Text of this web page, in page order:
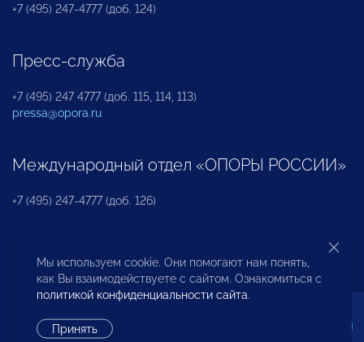
+7 (495) 247-4777 (доб. 124)
Пресс-служба
+7 (495) 247 4777 (доб. 115, 114, 113)
pressa@opora.ru
Международный отдел «ОПОРЫ РОССИИ»
+7 (495) 247-4777 (доб. 126)
Бюро по защите прав предпринимателей и
инвесторов
Мы используем cookie. Они помогают нам понять,
как Вы взаимодействуете с сайтом. Ознакомиться с
политикой конфиденциальности сайта.
Принять